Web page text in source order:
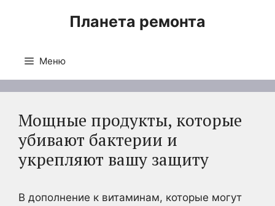
Планета ремонта
Меню
Мощные продукты, которые
убивают бактерии и
укрепляют вашу защиту
В дополнение к витаминам, которые могут